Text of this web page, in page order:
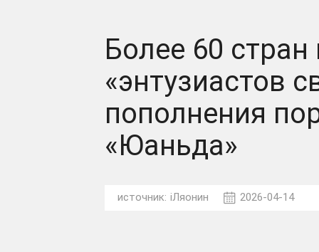
Более 60
«энтузиастов
пополнения
«Юаньда»
источник: iЛяонин 2026-04-14